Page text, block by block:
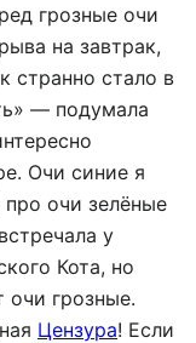
грозные очи
на завтрак,
странно стало в
— подумала
Очи синие я
очи зелёные
у
Кота, но
очи грозные.
Цензура! Если